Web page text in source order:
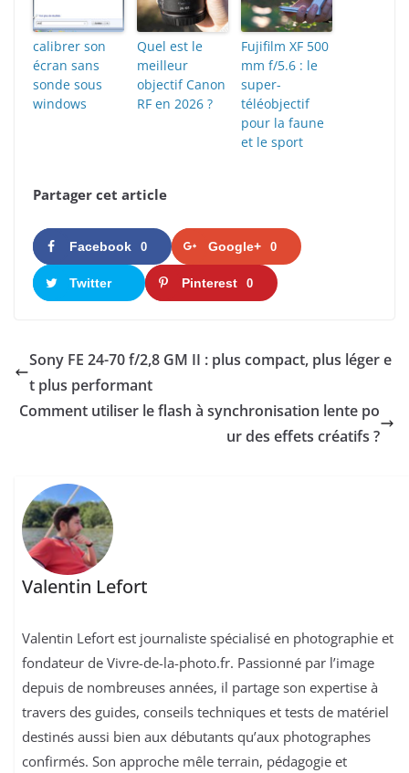
calibrer son
écran sans
sonde sous
windows
Quel est le
meilleur
objectif Canon
RF en 2026 ?
Fujifilm XF 500
mm f/5.6 : le
super-
téléobjectif
pour la faune
et le sport
Partager cet article
Facebook 0 Google+ 0
Twitter Pinterest 0
Sony FE 24-70 f/2,8 GM II : plus compact, plus léger e
t plus performant
Comment utiliser le flash à synchronisation lente po
ur des effets créatifs ?
Valentin Lefort
Valentin Lefort est journaliste spécialisé en photographie et
fondateur de Vivre-de-la-photo.fr. Passionné par l’image
depuis de nombreuses années, il partage son expertise à
travers des guides, conseils techniques et tests de matériel
destinés aussi bien aux débutants qu’aux photographes
confirmés. Son approche mêle terrain, pédagogie et